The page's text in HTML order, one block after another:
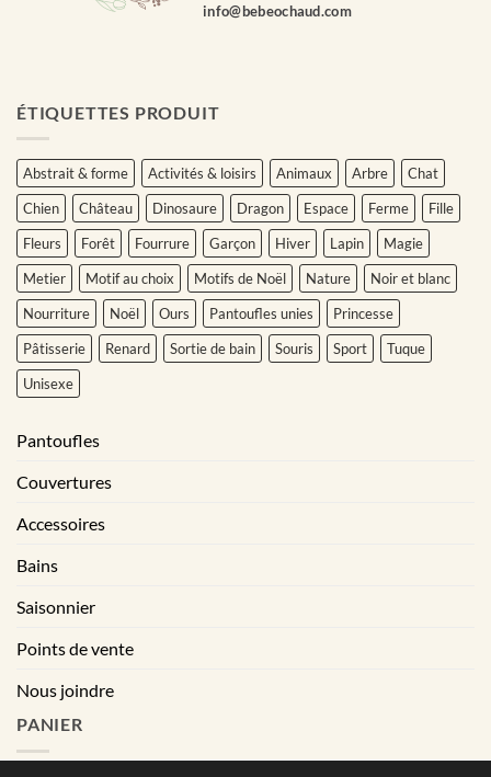
info@bebeochaud.com
ÉTIQUETTES PRODUIT
Abstrait & forme Activités & loisirs Animaux Arbre
Chat
Chien
Château Dinosaure Dragon Espace Ferme
Fille
Fleurs
Forêt Fourrure Garçon Hiver Lapin
Magie
Metier
Motif au choix Motifs de Noël Nature
Noir et blanc
Nourriture
Noël Ours Pantoufles unies
Princesse
Pâtisserie
Renard Sortie de bain Souris Sport
Tuque
Unisexe
Pantoufles
Couvertures
Accessoires
Bains
Saisonnier
Points de vente
Nous joindre
PANIER